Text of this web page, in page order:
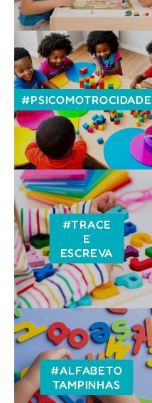
#PSICOMOTROCIDADE
#TRACE
E
ESCREVA
#ALFABETO
TAMPINHAS